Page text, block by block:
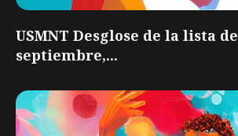
USMNT Desglose de la lista de
septiembre,...